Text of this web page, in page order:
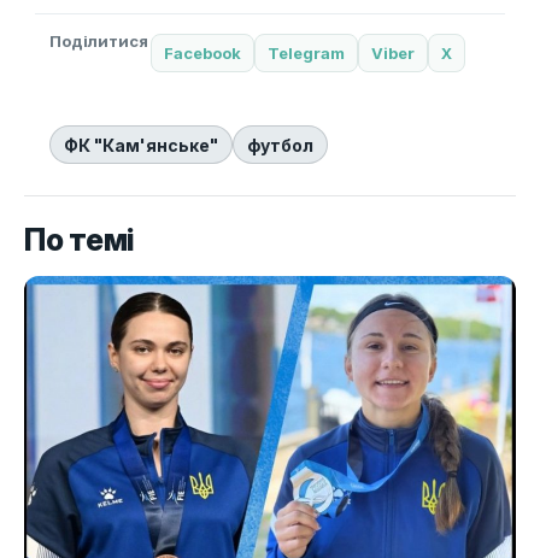
Поділитися
Facebook Telegram Viber X
ФК "Кам'янське" футбол
По темі